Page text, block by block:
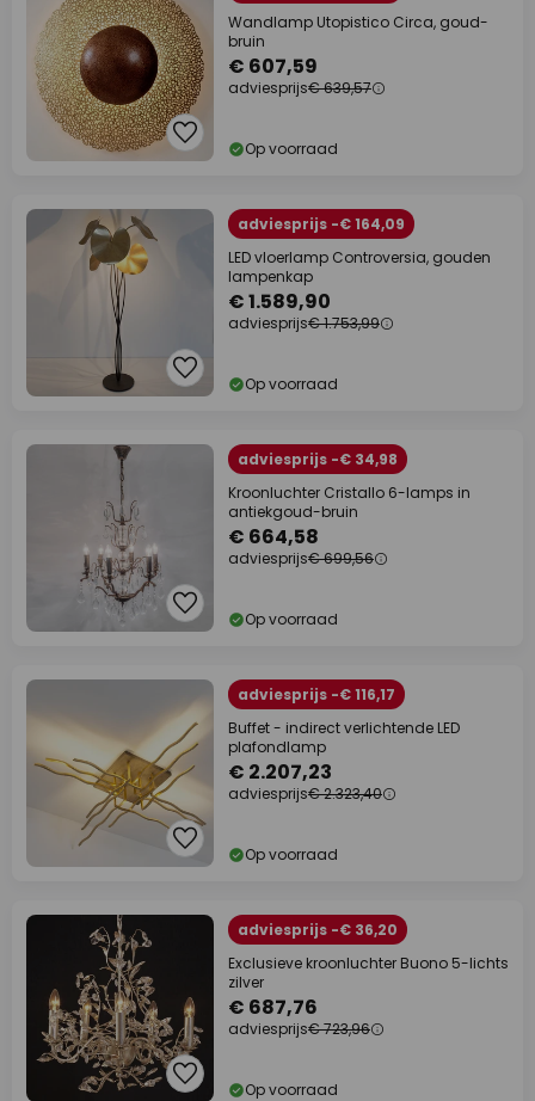
Wandlamp Utopistico Circa, goud-
bruin
€ 607,59
adviesprijs€ 639,57
Op voorraad
adviesprijs -€ 164,09
LED vloerlamp Controversia, gouden
lampenkap
€ 1.589,90
adviesprijs€ 1.753,99
Op voorraad
adviesprijs -€ 34,98
Kroonluchter Cristallo 6-lamps in
antiekgoud-bruin
€ 664,58
adviesprijs€ 699,56
Op voorraad
adviesprijs -€ 116,17
Buffet - indirect verlichtende LED
plafondlamp
€ 2.207,23
adviesprijs€ 2.323,40
Op voorraad
adviesprijs -€ 36,20
Exclusieve kroonluchter Buono 5-lichts
zilver
€ 687,76
adviesprijs€ 723,96
Op voorraad